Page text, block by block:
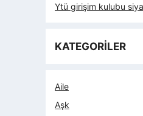
Ytü girişim kulubu
KATEGORİLER
Aile
Aşk